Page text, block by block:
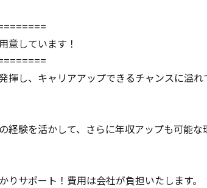
意しています！
揮し、キャリアアップできるチャンスに溢れ
経験を活かして、さらに年収アップも可能な
りサポート！費用は会社が負担いたします。